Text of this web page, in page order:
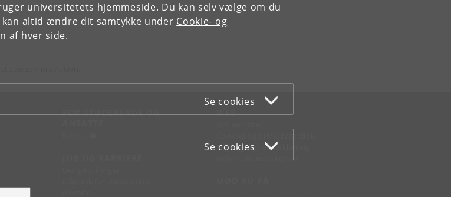
universitetets hjemmeside. Du kan selv vælge om du
altid ændre dit samtykke under Cookie- og
af hver side.
Se cookies
Se cookies
FOR STUDERENDE OG
JOB OG KARRIERE
WEB
Tilgængelighedserklæring
Informationssikkerhed